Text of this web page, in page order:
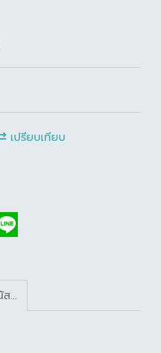
เปรียบเทียบ
C-307 โถปัสสาวะชาย วีนัส สีขาว